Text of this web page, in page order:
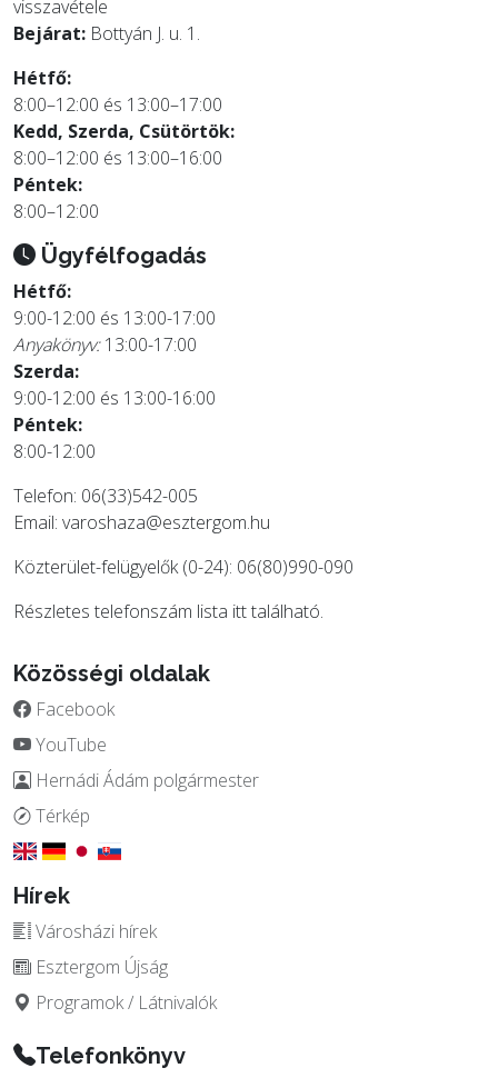
visszavétele
Bejárat: Bottyán J. u. 1.
Hétfő:
8:00–12:00 és 13:00–17:00
Kedd, Szerda, Csütörtök:
8:00–12:00 és 13:00–16:00
Péntek:
8:00–12:00
Ügyfélfogadás
Hétfő:
9:00-12:00 és 13:00-17:00
Anyakönyv:13:00-17:00
Szerda:
9:00-12:00 és 13:00-16:00
Péntek:
8:00-12:00
Telefon: 06(33)542-005
Email: varoshaza@esztergom.hu
Közterület-felügyelők (0-24): 06(80)990-090
Részletes telefonszám lista itttalálható.
Közösségi oldalak
Facebook
YouTube
Hernádi Ádám polgármester
Térkép
Hírek
Városházi hírek
Esztergom Újság
Programok / Látnivalók
Telefonkönyv